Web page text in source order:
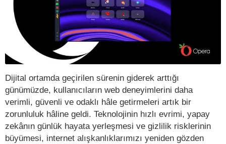
Dijital ortamda geçirilen sürenin giderek arttığı
günümüzde, kullanıcıların web deneyimlerini daha
verimli, güvenli ve odaklı hâle getirmeleri artık bir
zorunluluk hâline geldi. Teknolojinin hızlı evrimi, yapay
zekânın günlük hayata yerleşmesi ve gizlilik risklerinin
büyümesi, internet alışkanlıklarımızı yeniden gözden